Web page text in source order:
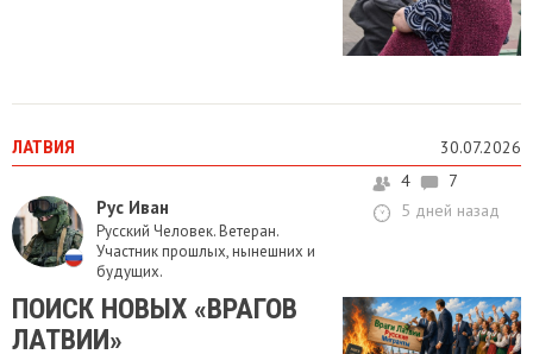
ЛАТВИЯ 30.07.2026
Рус Иван
Русский Человек. Ветеран.
Участник прошлых, нынешних и
будущих.
4
7
5 дней назад
ПОИСК НОВЫХ «ВРАГОВ
ЛАТВИИ»